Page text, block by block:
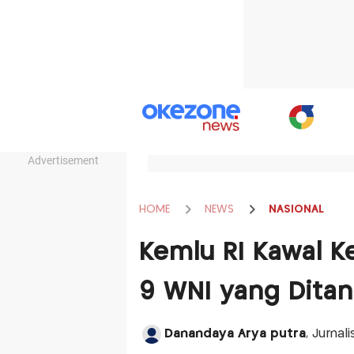
Advertisement
HOME NEWS NASIONAL
Kemlu RI Kawal
9 WNI yang
Danandaya Arya putra,